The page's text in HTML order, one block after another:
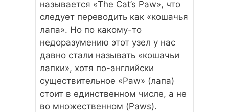
называется «The Cat’s Paw», что
следует переводить как «кошачья
лапа». Но по какому-то
недоразумению этот узел у нас
давно стали называть «кошачьи
лапки», хотя по-английски
существительное «Paw» (лапа)
стоит в единственном числе, а не
во множественном (Paws).